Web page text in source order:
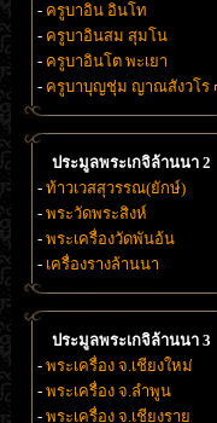
- ครูบาอิน อินโท
- ครูบาอินสม สุมโน
- ครูบาอินโต พะเยา
- ครูบาบุญชุ่ม ญาณสังวโร
ประมูลพระเกจิล้านนา 2
- ท้าวเวสสุวรรณ(ยักษ์)
- พระวัดพระสิงห์
- พระเครื่องวัดพันอ้น
- เครื่องรางล้านนา
ประมูลพระเกจิล้านนา 3
- พระเครื่อง จ.เชียงใหม่
- พระเครื่อง จ.ลำพูน
- พระเครื่อง จ.เชียงราย